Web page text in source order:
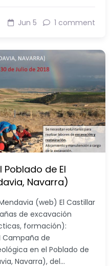
Jun 5 1 comment
Poblado de El
Navarra)
(web) El Castillar
de excavación
formación):
Campaña de
en el Poblado de
Navarra), del…